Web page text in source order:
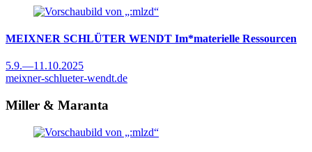
MEIXNER SCHLÜTER WENDT Im*materielle Ressourcen
5.9.—11.10.2025
meixner-schlueter-wendt.de
Miller & Maranta